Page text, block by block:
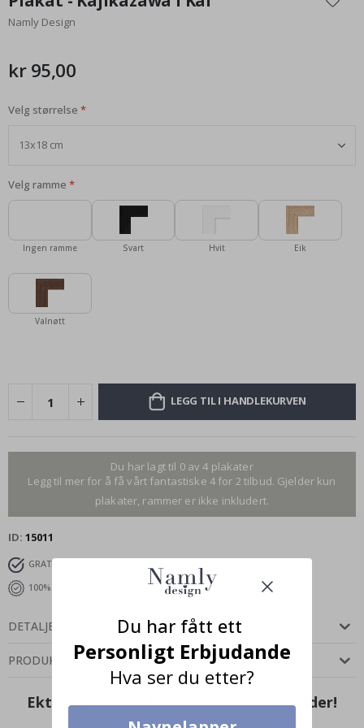
begynnelsen
av
Namly Design
kr 95,00
Velg størrelse
Velg ramme
Ingen ramme Svart Hvit Eik
Valnøtt
LEGG TIL I HANDLEKURVEN
Du har lagt til 0 av 4 plakater
Legg til mer for å få vårt fantastiske 4 for 2 tilbud. Gjelder kun
plakater, rammer er ikke inkludert.
ID 15011
GRATIS FRAKT OVER 349 KR
100% TILFREDSHETSGARANTI
DETALJER
PRODUKTOMTALER(0)
Ekte inspirasjon fra våre fornøyde kunder!
Du har fått ett
Personligt Erbjudande
Hva ser du etter?